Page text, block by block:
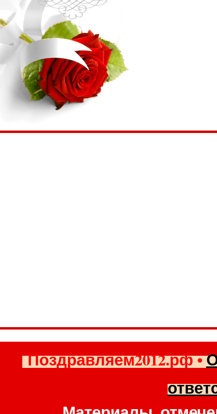
Поздравляем2012.рф•